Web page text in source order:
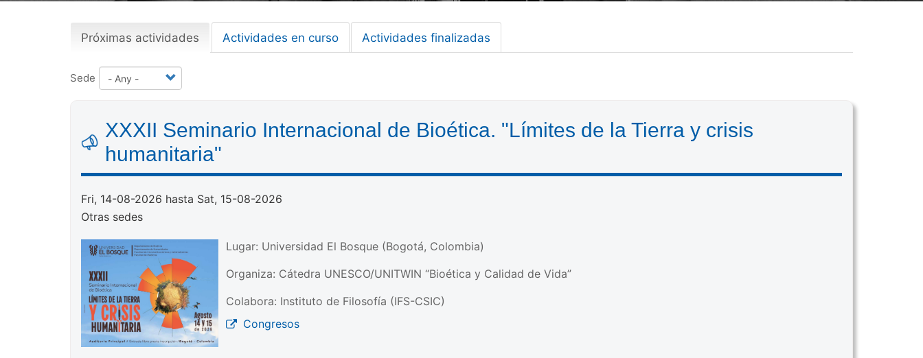
Primary
tabs
Próximas actividades (active
tab)
Actividades en curso Actividades finalizadas
Sede
XXXII Seminario Internacional de Bioética. "Límites de la Tierra y crisis
humanitaria"
Fri, 14-08-2026 hasta Sat, 15-08-2026
Otras sedes
Lugar: Universidad El Bosque (Bogotá, Colombia)
Organiza: Cátedra UNESCO/UNITWIN “Bioética y Calidad de Vida”
Colabora: Instituto de Filosofía (IFS-CSIC)
Congresos